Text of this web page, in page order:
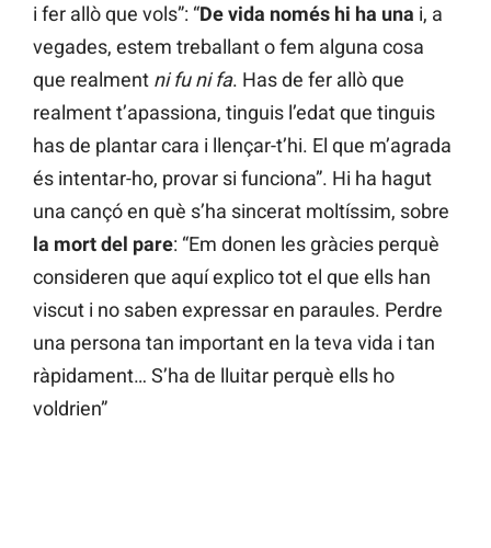
i fer allò que vols”: “De vida només hi ha una i, a
vegades, estem treballant o fem alguna cosa
que realment ni fu ni fa. Has de fer allò que
realment t’apassiona, tinguis l’edat que tinguis
has de plantar cara i llençar-t’hi. El que m’agrada
és intentar-ho, provar si funciona”. Hi ha hagut
una cançó en què s’ha sincerat moltíssim, sobre
la mort del pare: “Em donen les gràcies perquè
consideren que aquí explico tot el que ells han
viscut i no saben expressar en paraules. Perdre
una persona tan important en la teva vida i tan
ràpidament… S’ha de lluitar perquè ells ho
voldrien”